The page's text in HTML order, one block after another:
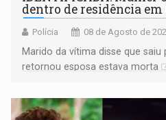
dentro de residência
Polícia 08 de Agosto de
Marido da vítima disse que
retornou esposa estava morta